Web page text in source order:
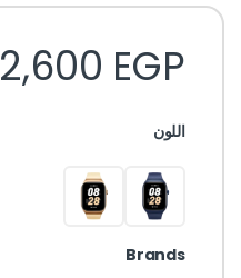
2,600 EGP
اللون
Brands